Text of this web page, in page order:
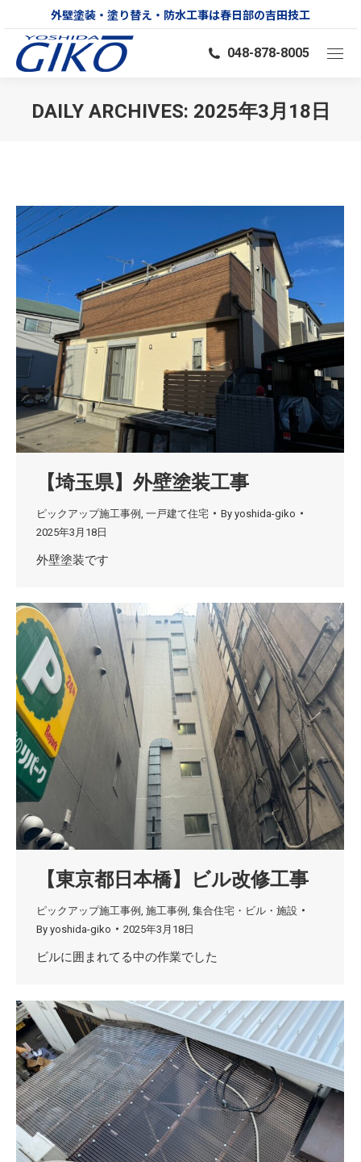
外壁塗装・塗り替え・防水工事は春日部の吉田技工
048-878-8005
DAILY ARCHIVES: 2025年3月18日
【埼玉県】外壁塗装工事
ピックアップ施工事例 一戸建て住宅 By yoshida-giko
2025年3月18日
外壁塗装です
【東京都日本橋】ビル改修工事
ピックアップ施工事例 施工事例 集合住宅・ビル・施設
By yoshida-giko 2025年3月18日
ビルに囲まれてる中の作業でした